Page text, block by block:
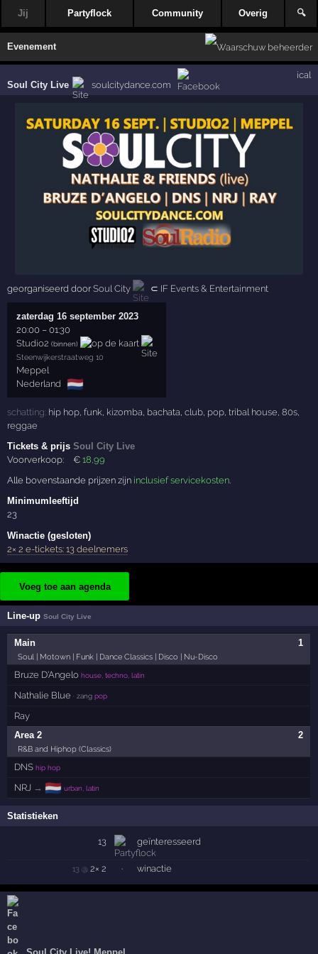
Jij Partyflock Community Overig 🔍
Evenement
Soul City Live soulcitydance.com
ical
georganiseerd doorSoul City ⊂ IF Events & Entertainment
zaterdag 16 september 2023
20:00 –01:30
Studio2 (binnen)
Steenwijkerstraatweg 10
Meppel
Nederland 🇳🇱
schatting: hip hop ,funk kizomba bachata ,club pop ,tribal house ,80s
reggae
Tickets & prijsSoul City Live
Voorverkoop:
€18 ,99
Alle bovenstaande prijzen zijn inclusief servicekosten.
Minimumleeftijd
23
Winactie (gesloten)
2× 2 e-tickets: 13 deelnemers
Voeg toe aan agenda
Line-upSoul City Live
1
Main
Soul | Motown | Funk | Dance Classics | Disco | Nu-Disco
Bruze D'Angelo house, techno, latin
Nathalie Blue · zang pop
Ray
2
Area 2
R&B and Hiphop (Classics)
DNS hip hop
NRJ → 🇳🇱 urban, latin
Statistieken
13 geïnteresseerd
13 @ 2× 2 · winactie